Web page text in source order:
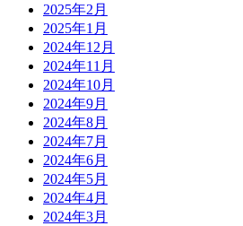
2025年2月
2025年1月
2024年12月
2024年11月
2024年10月
2024年9月
2024年8月
2024年7月
2024年6月
2024年5月
2024年4月
2024年3月